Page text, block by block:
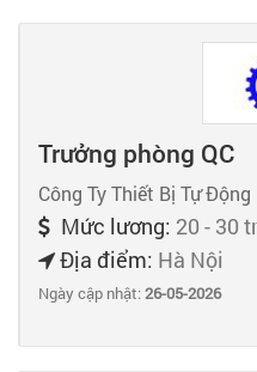
Trưởng phòng QC
Công Ty Thiết Bị Tự
Mức lương: 20 - 30
Địa điểm: Hà Nội
Ngày cập nhật:26-05-2026